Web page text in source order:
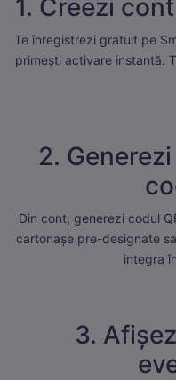
1. Creezi
Te înregistrezi gratuit pe
primești activare instantă.
2.
Din cont, generezi codul
cartonașe pre-designate
integra
3.